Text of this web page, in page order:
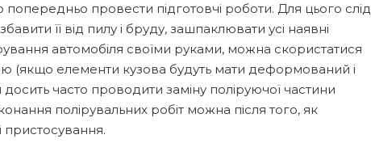
попередньо провести підготовчі роботи. Для цього слід
її від пилу і бруду, зашпаклювати усі наявні
автомобіля своїми руками, можна скористатися
(якщо елементи кузова будуть мати деформований і
часто проводити заміну поліруючої частини
полірувальних робіт можна після того, як
пристосування.